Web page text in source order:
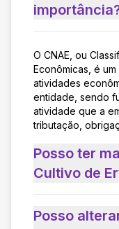
O CNAE, ou
Econômicas, é
atividades
entidade, sendo
atividade que a
tributação,
Posso ter
Cultivo de
Posso